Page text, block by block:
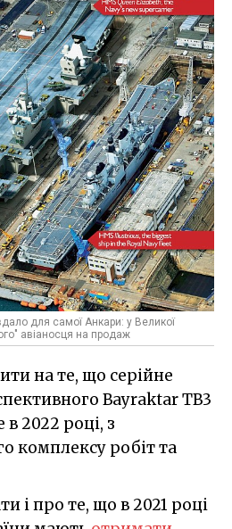
для самої Анкари: у Великої
авіаносця на продаж
на те, що серійне
Bayraktar TB3
2022 році, з
комплексу робіт та
і про те, що в 2021 році